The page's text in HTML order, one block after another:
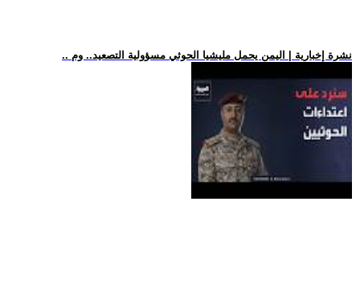
.. نشرة إخبارية | اليمن يحمل مليشيا الحوثي مسؤولية التصعيد.. وم